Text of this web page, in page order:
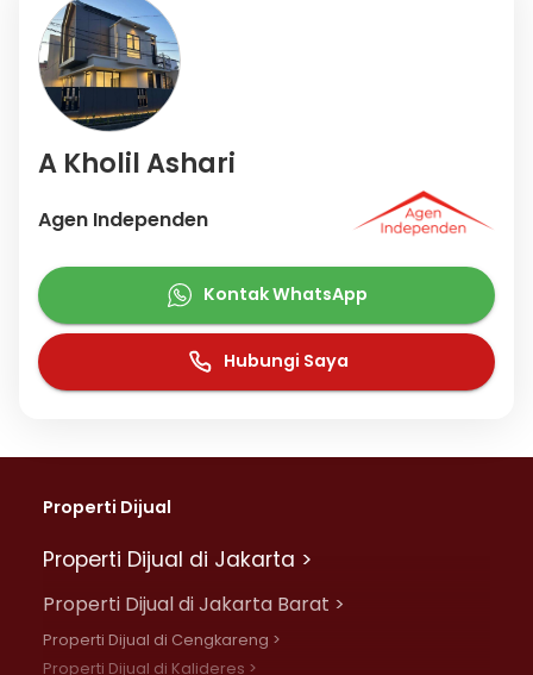
A Kholil Ashari
Agen Independen
Kontak WhatsApp
Hubungi Saya
Properti Dijual
Properti Dijual di Jakarta >
Properti Dijual di Jakarta Barat >
Properti Dijual di Cengkareng >
Properti Dijual di Kalideres >